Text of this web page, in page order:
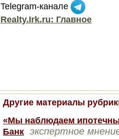
Telegram-канале
Realty.Irk.ru: Главное
Другие материалы
«Мы наблюдаем
Банк экспертное